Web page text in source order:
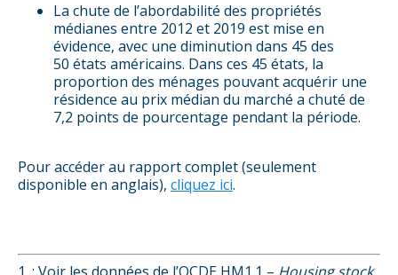
La chute de l’abordabilité des propriétés
médianes entre 2012 et 2019 est mise en
évidence, avec une diminution dans 45 des
50 états américains. Dans ces 45 états, la
proportion des ménages pouvant acquérir une
résidence au prix médian du marché a chuté de
7,2 points de pourcentage pendant la période.
Pour accéder au rapport complet (seulement
disponible en anglais), cliquez ici.